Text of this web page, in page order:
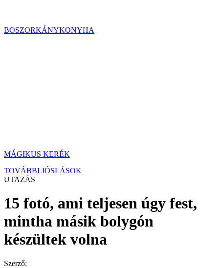
BOSZORKÁNYKONYHA
MÁGIKUS KERÉK
TOVÁBBI JÓSLÁSOK
UTAZÁS
15 fotó, ami teljesen úgy fest,
mintha másik bolygón
készültek volna
Szerző: